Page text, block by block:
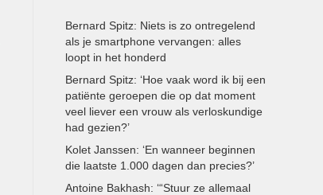
Bernard Spitz: Niets is zo ontregelend
als je smartphone vervangen: alles
loopt in het honderd
Bernard Spitz: ‘Hoe vaak word ik bij een
patiënte geroepen die op dat moment
veel liever een vrouw als verloskundige
had gezien?’
Kolet Janssen: ‘En wanneer beginnen
die laatste 1.000 dagen dan precies?’
Antoine Bakhash: ‘“Stuur ze allemaal